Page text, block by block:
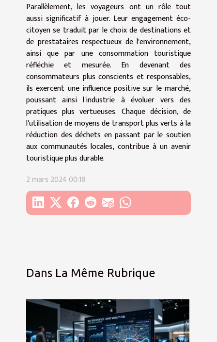
Parallèlement, les voyageurs ont un rôle tout
aussi significatif à jouer. Leur engagement éco-
citoyen se traduit par le choix de destinations et
de prestataires respectueux de l'environnement,
ainsi que par une consommation touristique
réfléchie et mesurée. En devenant des
consommateurs plus conscients et responsables,
ils exercent une influence positive sur le marché,
poussant ainsi l'industrie à évoluer vers des
pratiques plus vertueuses. Chaque décision, de
l'utilisation de moyens de transport plus verts à la
réduction des déchets en passant par le soutien
aux communautés locales, contribue à un avenir
touristique plus durable.
2 mars 2024 00:18
Dans La Même Rubrique